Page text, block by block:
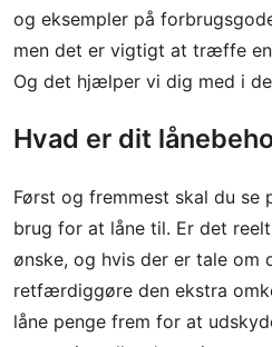
og eksempler på
men det er vigtigt at træffe
Og det hjælper vi dig med i
Hvad er dit
Først og fremmest skal du se
brug for at låne til. Er det
ønske, og hvis der er tale om
retfærdiggøre den ekstra
låne penge frem for at